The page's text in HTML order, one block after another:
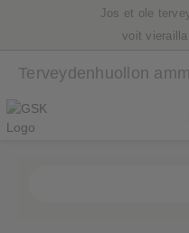
Jos et ole
voit vierailla
Terveydenhuollon